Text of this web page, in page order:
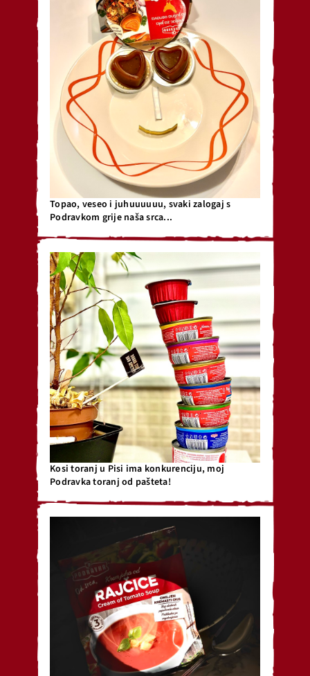
Topao, veseo i juhuuuuuu, svaki zalogaj s
Podravkom grije naša srca...
Kosi toranj u Pisi ima konkurenciju, moj
Podravka toranj od pašteta!